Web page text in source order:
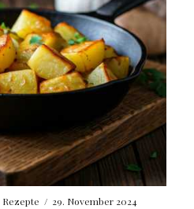
Rezepte / 29. November 2024